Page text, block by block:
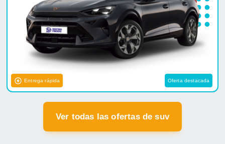
Entrega rápida Oferta destacada
Ver todas las ofertas de suv